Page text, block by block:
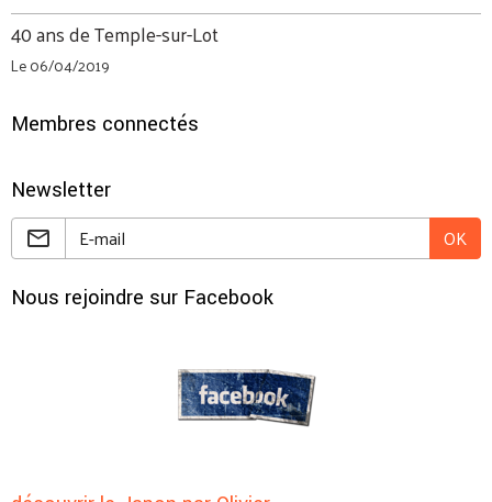
40 ans de Temple-sur-Lot
Le 06/04/2019
Membres connectés
Newsletter
OK
Nous rejoindre sur Facebook